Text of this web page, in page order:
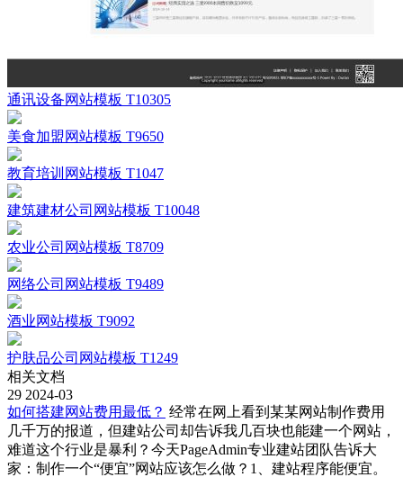
通讯设备网站模板 T10305
美食加盟网站模板 T9650
教育培训网站模板 T1047
建筑建材公司网站模板 T10048
农业公司网站模板 T8709
网络公司网站模板 T9489
酒业网站模板 T9092
护肤品公司网站模板 T1249
相关文档
29 2024-03
如何搭建网站费用最低？ 经常在网上看到某某网站制作费用
几千万的报道，但建站公司却告诉我几百块也能建一个网站，
难道这个行业是暴利？今天PageAdmin专业建站团队告诉大
家：制作一个“便宜”网站应该怎么做？1、建站程序能便宜。